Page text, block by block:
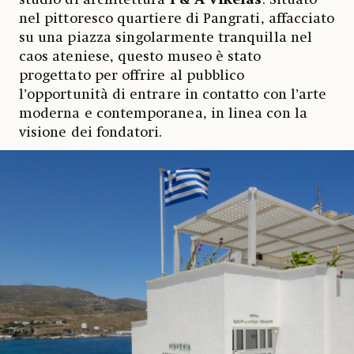
nel pittoresco quartiere di Pangrati, affacciato
su una piazza singolarmente tranquilla nel
caos ateniese, questo museo è stato
progettato per offrire al pubblico
l’opportunità di entrare in contatto con l’arte
moderna e contemporanea, in linea con la
visione dei fondatori.